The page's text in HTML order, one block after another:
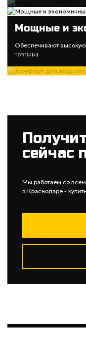
Мощные и
Обеспечивают высокую
топлива
Комфорт
Кабины созданы на
сейчас
Мы работаем со
в Краснодаре -